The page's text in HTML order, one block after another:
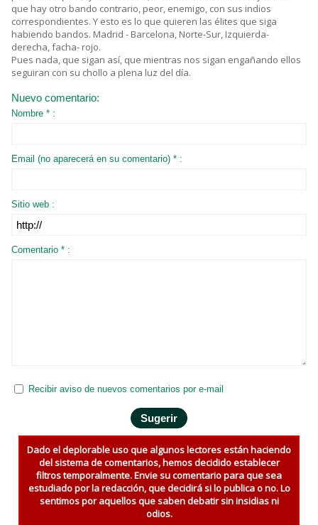
que hay otro bando contrario, peor, enemigo, con sus indios
correspondientes. Y esto es lo que quieren las élites que siga
habiendo bandos. Madrid - Barcelona, Norte-Sur, Izquierda-
derecha, facha- rojo.
Pues nada, que sigan así, que mientras nos sigan engañando ellos
seguiran con su chollo a plena luz del día.
Nuevo comentario:
Nombre * :
Email (no aparecerá en su comentario) * :
Sitio web :
Comentario * :
Recibir aviso de nuevos comentarios por e-mail
Dado el deplorable uso que algunos lectores están haciendo
del sistema de comentarios, hemos decidido establecer
filtros temporalmente. Envie su comentario para que sea
estudiado por la redacción, que decidirá si lo publica o no. Lo
sentimos por aquellos que saben debatir sin insidias ni
odios.